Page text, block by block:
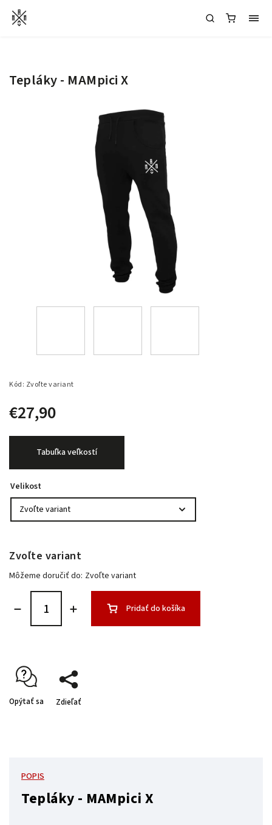
Tepláky - MAMpici X
Kód: Zvoľte variant
€27,90
Tabuľka veľkostí
Velikost
Zvoľte variant
Môžeme doručiť do: Zvoľte variant
Pridať do košíka
Opýtať sa Zdieľať
POPIS
Tepláky - MAMpici X